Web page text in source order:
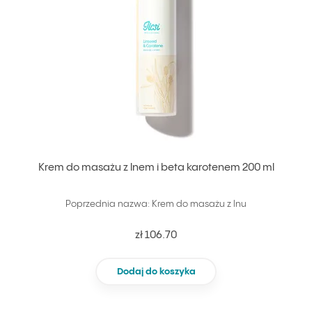
Krem do masażu z lnem i beta karotenem 200 ml
Poprzednia nazwa: Krem do masażu z lnu
zł 106.70
Dodaj do koszyka